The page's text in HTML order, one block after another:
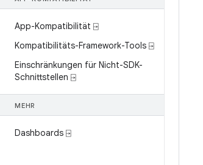
App-Kompatibilität ⍈
Kompatibilitäts-Framework-Tools ⍈
Einschränkungen für Nicht-SDK-
Schnittstellen ⍈
MEHR
Dashboards ⍈